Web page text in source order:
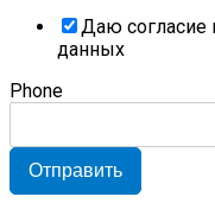
Даю согласие
данных
Phone
Отправить